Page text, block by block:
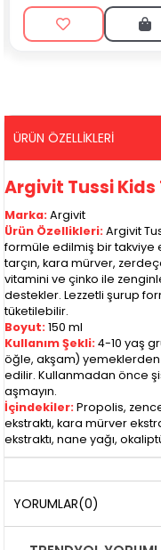
ÜRÜN ÖZELLIKLERI
Argivit Tussi Kids
Marka: Argivit
Ürün Özellikleri: Argivit
formüle edilmiş bir takviye
tarçın, kara mürver,
vitamini ve çinko ile
destekler. Lezzetli şurup
tüketilebilir.
Boyut: 150 ml
Kullanım Şekli: 4-10 yaş
öğle, akşam) yemeklerden
edilir. Kullanmadan önce
aşmayın.
İçindekiler: Propolis,
ekstraktı, kara mürver
ekstraktı, nane yağı,
YORUMLAR(0)